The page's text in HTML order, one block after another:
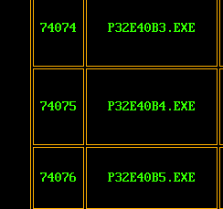
74074 P32E40B3.EXE
74075 P32E40B4.EXE
74076 P32E40B5.EXE